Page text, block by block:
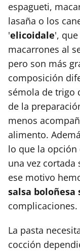
espagueti,
lasaña o los
'elicoidale',
macarrones al
pero son más
composición
sémola de trigo
de la
menos
alimento.
lo que la opción
una vez cortada
ese motivo
salsa boloñesa
complicaciones.
La pasta
cocción